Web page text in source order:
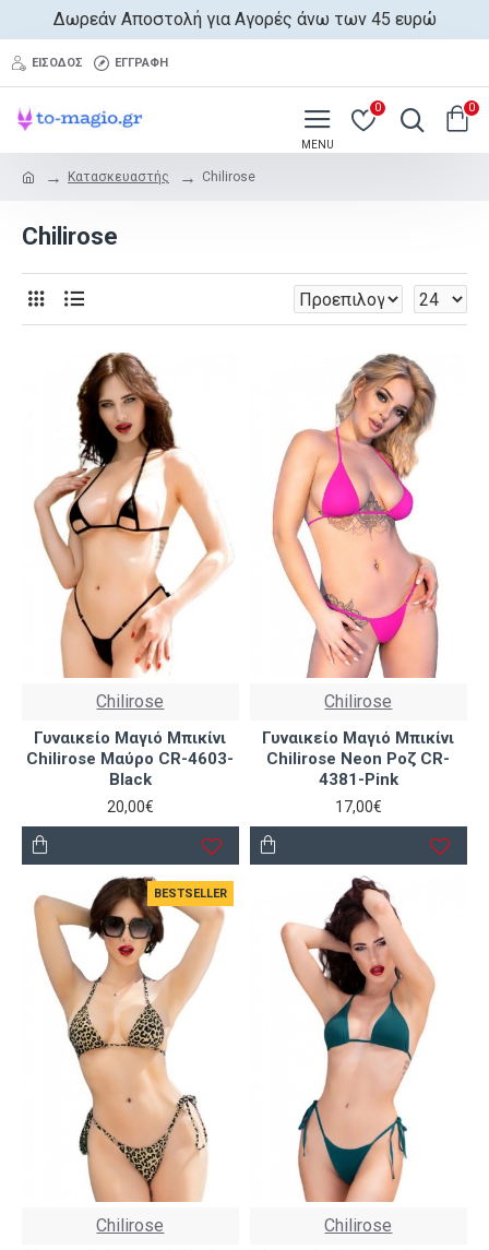
Δωρεάν Αποστολή για Αγορές άνω των 45 ευρώ
ΕΊΣΟΔΟΣ ΕΓΓΡΑΦΉ
0 0
Κατασκευαστής Chilirose
Chilirose
Chilirose
Γυναικείο Μαγιό Μπικίνι
Chilirose Μαύρο CR-4603-
Black
20,00€
Chilirose
Γυναικείο Μαγιό Μπικίνι
Chilirose Neon Ροζ CR-
4381-Pink
17,00€
BESTSELLER
Chilirose Chilirose